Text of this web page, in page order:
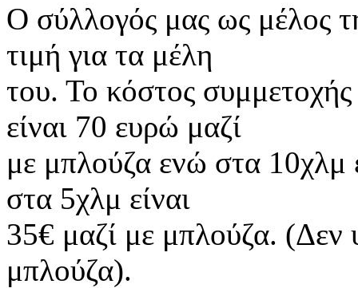
Ο σύλλογός μας ως μέλος
τιμή για τα μέλη
του. Το κόστος
είναι 70 ευρώ μαζί
με μπλούζα ενώ στα 10χλμ
στα 5χλμ είναι
35€ μαζί με μπλούζα. (Δεν
μπλούζα).